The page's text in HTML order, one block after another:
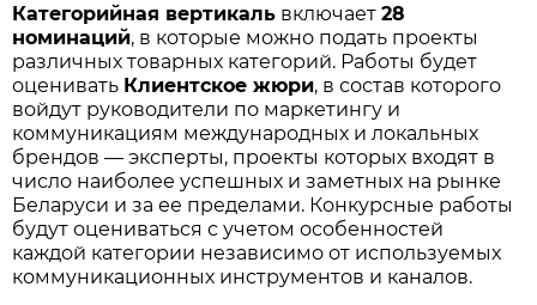
Категорийная вертикаль включает28
номинаций, в которые можно подать проекты
различных товарных категорий. Работы будет
оценивать Клиентское жюри, в состав которого
войдут руководители по маркетингу и
коммуникациям международных и локальных
брендов — эксперты, проекты которых входят в
число наиболее успешных и заметных на рынке
Беларуси и за ее пределами. Конкурсные работы
будут оцениваться с учетом особенностей
каждой категории независимо от используемых
коммуникационных инструментов и каналов.